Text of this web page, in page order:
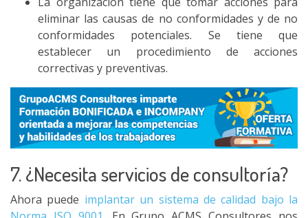
eliminar las causas de no conformidades y de no
conformidades potenciales. Se tiene que
establecer un procedimiento de acciones
correctivas y preventivas.
7. ¿Necesita servicios de consultoría?
Ahora puede implantar un sistema de calidad bajo la